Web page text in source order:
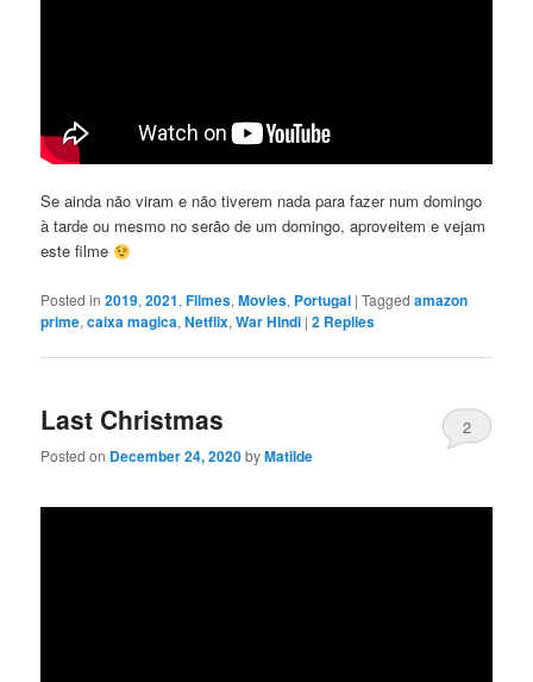
Se ainda não viram e não tiverem nada para fazer num domingo
à tarde ou mesmo no serão de um domingo, aproveitem e vejam
este filme
Posted in 2019,2021,Filmes,Movies, Portugal |Tagged amazon
prime,caixa magica,Netflix,War HIndi |2 Replies
Last Christmas
Posted on December 24, 2020byMatilde
2